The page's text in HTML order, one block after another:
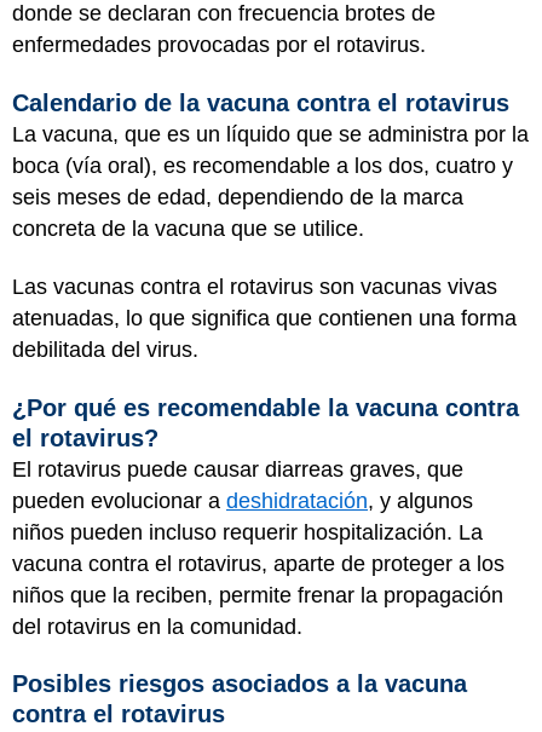
donde se declaran con frecuencia brotes de
enfermedades provocadas por el rotavirus.
Calendario de la vacuna contra el rotavirus
La vacuna, que es un líquido que se administra por la
boca (vía oral), es recomendable a los dos, cuatro y
seis meses de edad, dependiendo de la marca
concreta de la vacuna que se utilice.
Las vacunas contra el rotavirus son vacunas vivas
atenuadas, lo que significa que contienen una forma
debilitada del virus.
¿Por qué es recomendable la vacuna contra
el rotavirus?
El rotavirus puede causar diarreas graves, que
pueden evolucionar a deshidratación, y algunos
niños pueden incluso requerir hospitalización. La
vacuna contra el rotavirus, aparte de proteger a los
niños que la reciben, permite frenar la propagación
del rotavirus en la comunidad.
Posibles riesgos asociados a la vacuna
contra el rotavirus